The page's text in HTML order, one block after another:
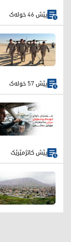
پێش 46 خولەک
پێش 57 خولەک
پێش کاتژمێرێک